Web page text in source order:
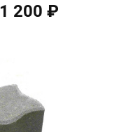
1 200 ₽